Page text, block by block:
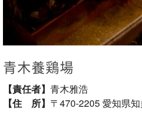
青木養鶏場
【責任者】 青木雅浩
【住 所】 〒470-2205 愛知県